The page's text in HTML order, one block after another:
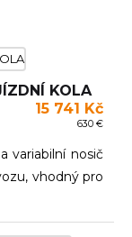
KOLA
15 741 Kč
630 €
variabilní nosič
vhodný pro